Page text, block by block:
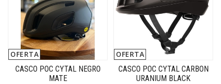
OFERTA
CASCO POC CYTAL NEGRO
MATE
OFERTA
CASCO POC CYTAL CARBON
URANIUM BLACK